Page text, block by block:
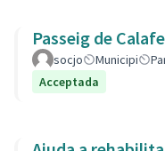
Passeig de
socjo Municipi
Acceptada